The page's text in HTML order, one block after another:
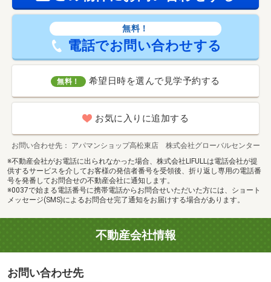
無料！
電話でお問い合わせする
無料！ 希望日時を選んで見学予約する
お気に入りに追加する
お問い合わせ先
アパマンショップ高松東店 株式会社グローバルセンター
※不動産会社がお電話に出られなかった場合、株式会社LIFULLは電話会社が提
供するサービスを介してお客様の発信者番号を受領後、折り返し専用の電話番
号を発番してお問合せの不動産会社に通知します。
※0037で始まる電話番号に携帯電話からお問合せいただいた方には、ショート
メッセージ(SMS)によるお問合せ完了通知をお届けする場合があります。
不動産会社情報
お問い合わせ先